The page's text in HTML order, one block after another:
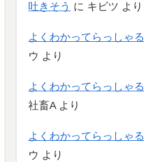
吐きそう に キビツ より
よくわかってらっしゃる
ウ より
よくわかってらっしゃる
社畜Aより
よくわかってらっしゃる
ウ より